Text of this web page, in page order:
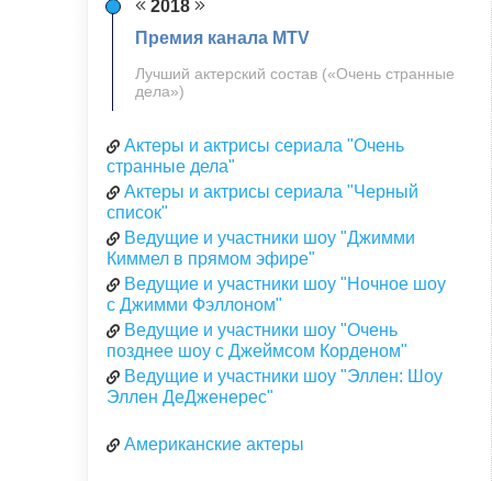
2018
Премия канала MTV
Лучший актерский состав («Очень странные
дела»)
Актеры и актрисы сериала "Очень
странные дела"
Актеры и актрисы сериала "Черный
список"
Ведущие и участники шоу "Джимми
Киммел в прямом эфире"
Ведущие и участники шоу "Ночное шоу
с Джимми Фэллоном"
Ведущие и участники шоу "Очень
позднее шоу с Джеймсом Корденом"
Ведущие и участники шоу "Эллен: Шоу
Эллен ДеДженерес"
Американские актеры